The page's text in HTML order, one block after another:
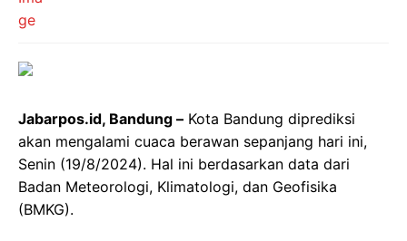
Jabarpos.id, Bandung – Kota Bandung diprediksi
akan mengalami cuaca berawan sepanjang hari ini,
Senin (19/8/2024). Hal ini berdasarkan data dari
Badan Meteorologi, Klimatologi, dan Geofisika
(BMKG).